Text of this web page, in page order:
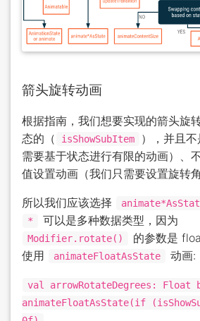
箭头旋转动画
根据指南，我们想要实现的箭头旋
态的（
isShowSubItem
），并且
需要基于状态进行有限的动画）、
值设置动画（我们只需要设置旋转角
所以我们应该选择
* 可以是多种数据类型，因为
Modifier.rotate()
的参数是
使用
animateFloatAsState 动画:
val arrowRotateDegrees: Float
animateFloatAsState(if